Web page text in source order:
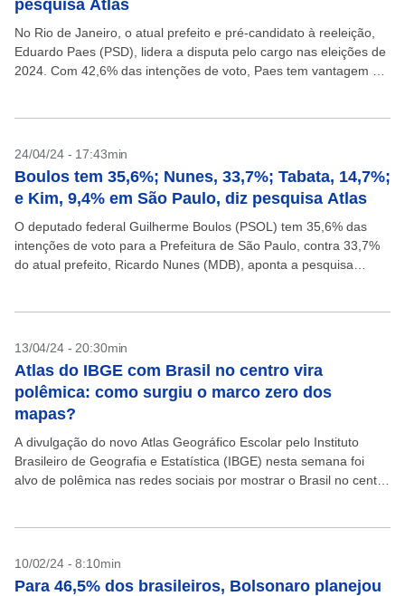
pesquisa Atlas
No Rio de Janeiro, o atual prefeito e pré-candidato à reeleição,
Eduardo Paes (PSD), lidera a disputa pelo cargo nas eleições de
2024. Com 42,6% das intenções de voto, Paes tem vantagem de
24/04/24 - 17:43min
Boulos tem 35,6%; Nunes, 33,7%; Tabata, 14,7%;
e Kim, 9,4% em São Paulo, diz pesquisa Atlas
O deputado federal Guilherme Boulos (PSOL) tem 35,6% das
intenções de voto para a Prefeitura de São Paulo, contra 33,7%
do atual prefeito, Ricardo Nunes (MDB), aponta a pesquisa
13/04/24 - 20:30min
Atlas do IBGE com Brasil no centro vira
polêmica: como surgiu o marco zero dos
mapas?
A divulgação do novo Atlas Geográfico Escolar pelo Instituto
Brasileiro de Geografia e Estatística (IBGE) nesta semana foi
alvo de polêmica nas redes sociais por mostrar o Brasil no centro
10/02/24 - 8:10min
Para 46,5% dos brasileiros, Bolsonaro planejou